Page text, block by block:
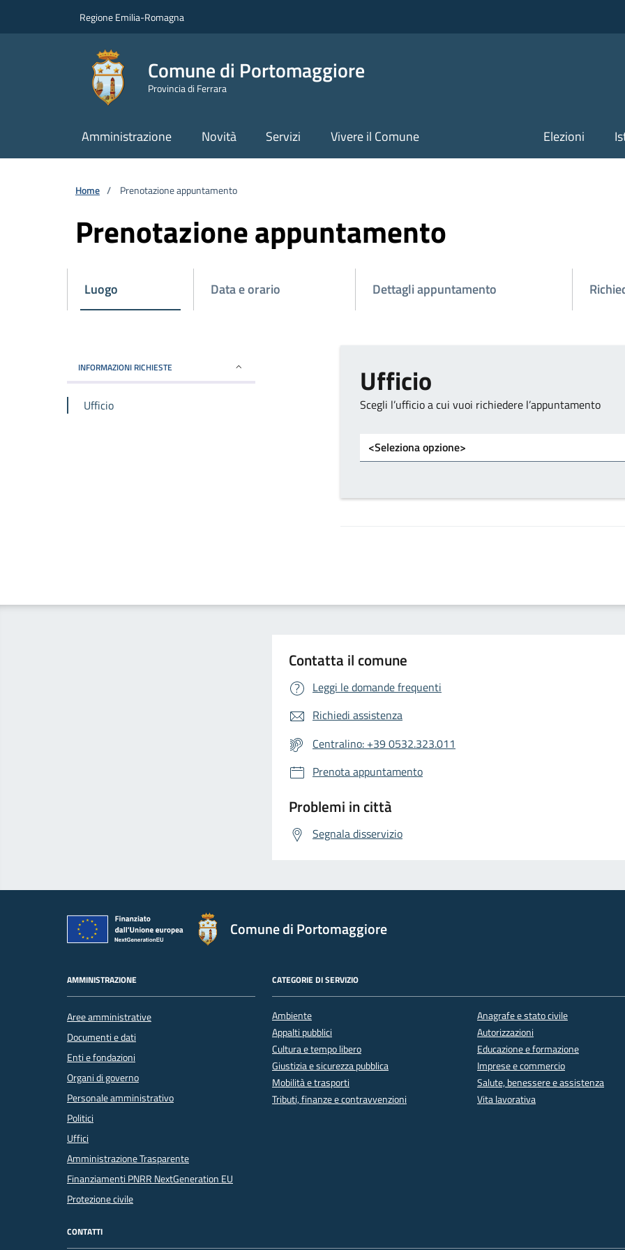
Regione Emilia-Romagna
Comune di Portomaggiore
Provincia di Ferrara
Amministrazione Novità Servizi Vivere il Comune Elezioni
Home / Prenotazione appuntamento
Prenotazione appuntamento
Luogo
Attivo Data e orario Dettagli appuntamento
INFORMAZIONI RICHIESTE
Ufficio
Ufficio
Scegli l’ufficio a cui vuoi richiedere l’appuntamento
Contatta il comune
Leggi le domande frequenti
Richiedi assistenza
Centralino: +39 0532.323.011
Prenota appuntamento
Problemi in città
Segnala disservizio
Comune di Portomaggiore
AMMINISTRAZIONE
Aree amministrative
Documenti e dati
Enti e fondazioni
Organi di governo
Personale amministrativo
Politici
Uffici
Amministrazione Trasparente
Finanziamenti PNRR NextGeneration EU
Protezione civile
CATEGORIE DI SERVIZIO
Ambiente
Anagrafe e stato civile
Appalti pubblici
Autorizzazioni
Cultura e tempo libero
Educazione e formazione
Giustizia e sicurezza pubblica
Imprese e commercio
Mobilità e trasporti
Salute, benessere e assistenza
Tributi, finanze e contravvenzioni
Vita lavorativa
CONTATTI